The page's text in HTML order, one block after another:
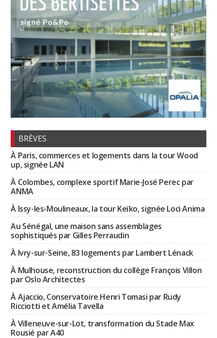
BRÈVES
À Paris, commerces et logements dans la tour Wood
up, signée LAN
À Colombes, complexe sportif Marie-José Perec par
ANMA
À Issy-les-Moulineaux, la tour Keïko, signée Loci Anima
Au Sénégal, une maison sans assemblages
sophistiqués par Gilles Perraudin
À Ivry-sur-Seine, 83 logements par Lambert Lénack
À Mulhouse, reconstruction du collège François Villon
par Oslo Architectes
À Ajaccio, Conservatoire Henri Tomasi par Rudy
Ricciotti et Amélia Tavella
À Villeneuve-sur-Lot, transformation du Stade Max
Rousié par A40